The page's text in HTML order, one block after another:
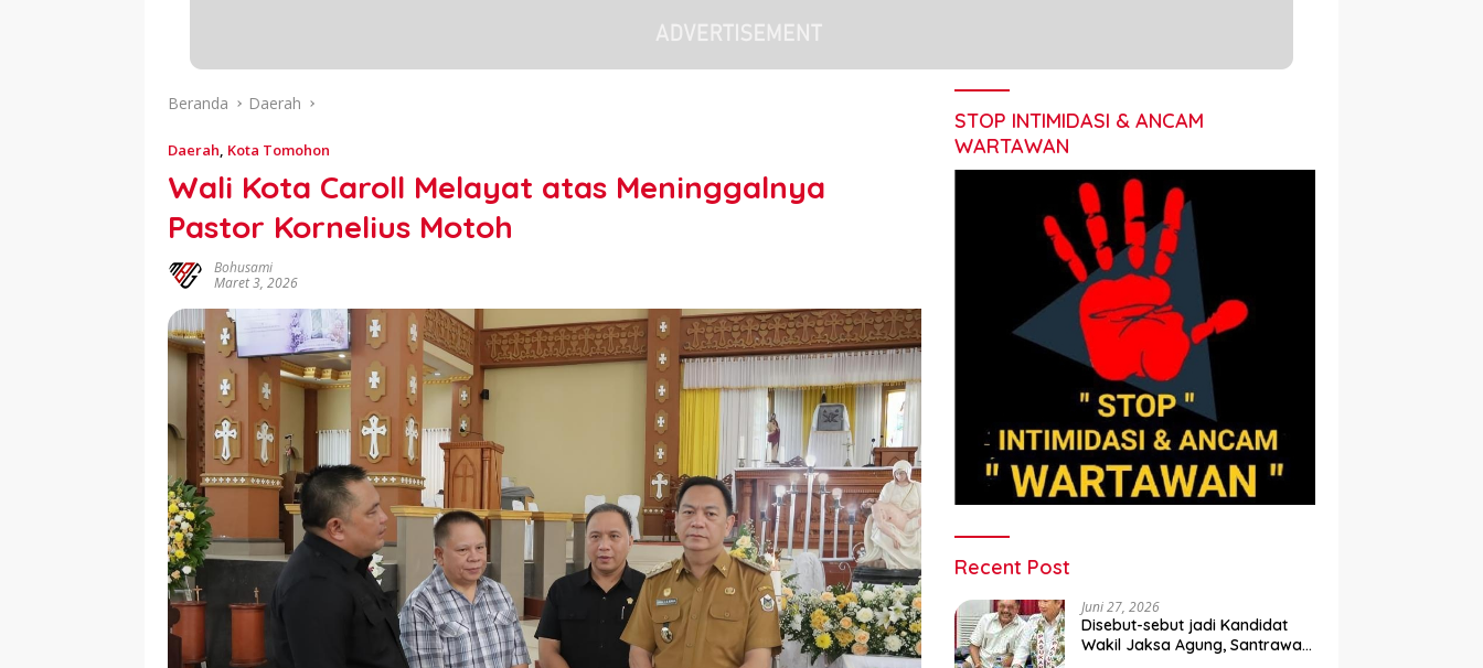
Beranda Daerah
Daerah, Kota Tomohon
Wali Kota Caroll Melayat atas Meninggalnya
Pastor Kornelius Motoh
Bohusami
Maret 3, 2026
STOP INTIMIDASI & ANCAM
WARTAWAN
Recent Post
Juni 27, 2026
Disebut-sebut jadi Kandidat
Wakil Jaksa Agung, Santrawan